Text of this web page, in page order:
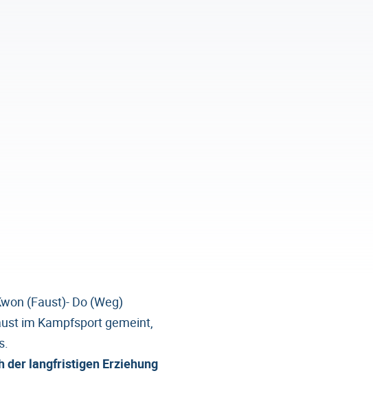
(Faust)- Do (Weg)
im Kampfsport gemeint,
der langfristigen Erziehung